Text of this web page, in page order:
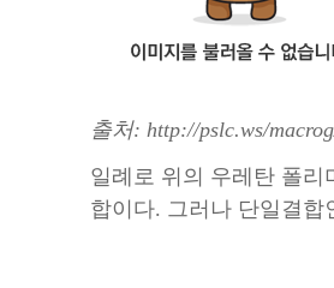
출처: http://pslc.ws/
일례로 위의 우레탄 폴
합이다. 그러나 단일결